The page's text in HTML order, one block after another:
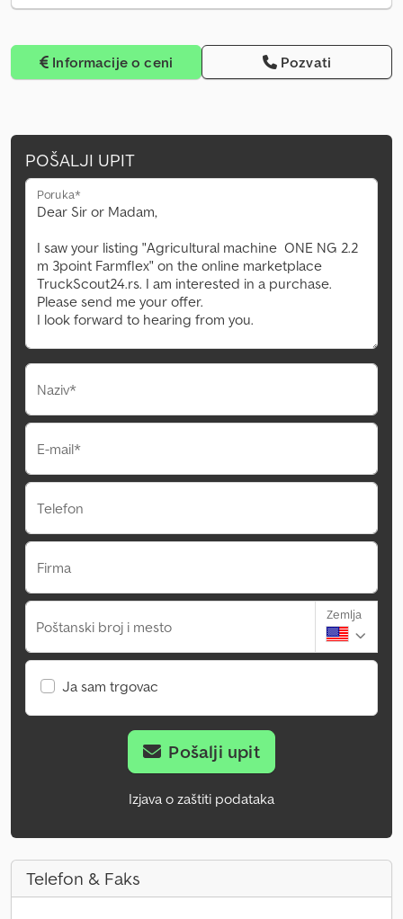
Informacije o ceni Pozvati
POŠALJI UPIT
Poruka*
Naziv*
E-mail*
Telefon
Firma
Poštanski broj i mesto
Zemlja
Ja sam trgovac
Pošalji upit
Izjava o zaštiti podataka
Telefon & Faks